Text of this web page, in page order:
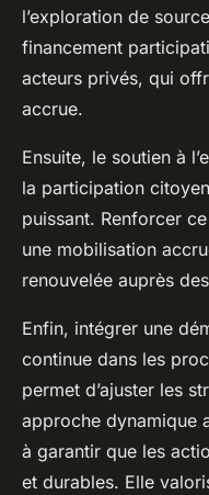
l’exploration de
financement
acteurs privés, qui
accrue.
Ensuite, le soutien à
la participation
puissant. Renforcer
une mobilisation
renouvelée auprès
Enfin, intégrer une
continue dans les
permet d’ajuster les
approche dynamique
à garantir que les
et durables. Elle